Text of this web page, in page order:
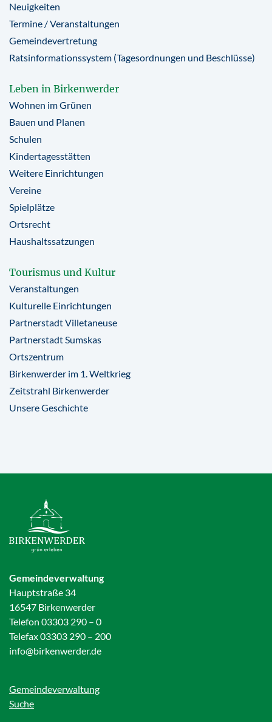
Neuigkeiten
Termine / Veranstaltungen
Gemeindevertretung
Ratsinformationssystem (Tagesordnungen und Beschlüsse)
Leben in Birkenwerder
Wohnen im Grünen
Bauen und Planen
Schulen
Kindertagesstätten
Weitere Einrichtungen
Vereine
Spielplätze
Ortsrecht
Haushaltssatzungen
Tourismus und Kultur
Veranstaltungen
Kulturelle Einrichtungen
Partnerstadt Villetaneuse
Partnerstadt Sumskas
Ortszentrum
Birkenwerder im 1. Weltkrieg
Zeitstrahl Birkenwerder
Unsere Geschichte
Gemeindeverwaltung
Hauptstraße 34
16547 Birkenwerder
Telefon 03303 290 – 0
Telefax 03303 290 – 200
info@birkenwerder.de
Gemeindeverwaltung
Suche